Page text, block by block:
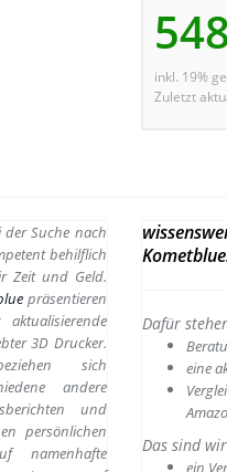
inkl. 19%
Zuletzt
der Suche nach
behilflich
Zeit und Geld.
präsentieren
3D Drucker.
sich
andere
und
persönlichen
namenhafte
Dafür
eine
Das sind wir
ein